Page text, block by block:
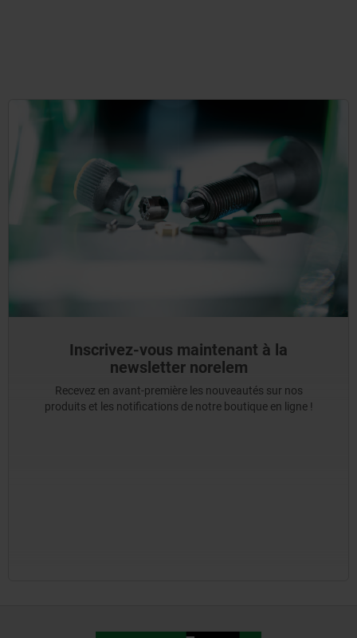
Inscrivez-vous maintenant à la
newsletter norelem
Recevez en avant-première les nouveautés sur nos
produits et les notifications de notre boutique en ligne !